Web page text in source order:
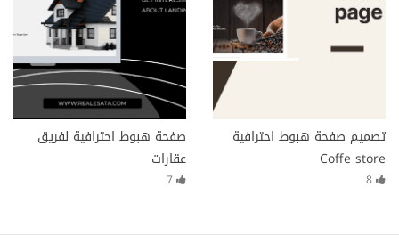
تصميم صفحة هبوط احترافية
Coffe store
صفحة هبوط احترافية لفريق
عقارات